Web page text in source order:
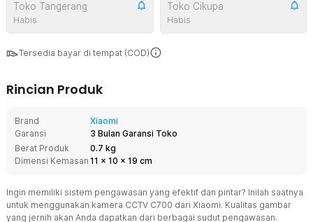
Toko Tangerang
Habis
Toko Cikupa
Habis
Tersedia bayar di tempat (COD)
Rincian Produk
Brand
Xiaomi
Garansi
3 Bulan Garansi Toko
Berat Produk
0.7 kg
Dimensi Kemasan 11 x 10 x 19 cm
Ingin memiliki sistem pengawasan yang efektif dan pintar? Inilah saatnya
untuk menggunakan kamera CCTV C700 dari Xiaomi. Kualitas gambar
yang jernih akan Anda dapatkan dari berbagai sudut pengawasan.